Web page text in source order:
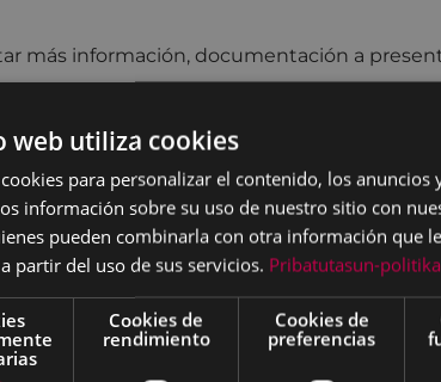
más información, documentación a
web utiliza cookies
para personalizar el contenido, los
información sobre su uso de nuestro sitio con
pueden combinarla con otra información que
partir del uso de sus servicios. Pribatutasun-politika
Cookies de
rendimiento
Cookies de
preferencias